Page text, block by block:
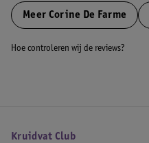
Meer Corine De Farme
Hoe controleren wij de reviews?
Kruidvat Club